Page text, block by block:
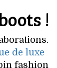
!
de luxe
fashion